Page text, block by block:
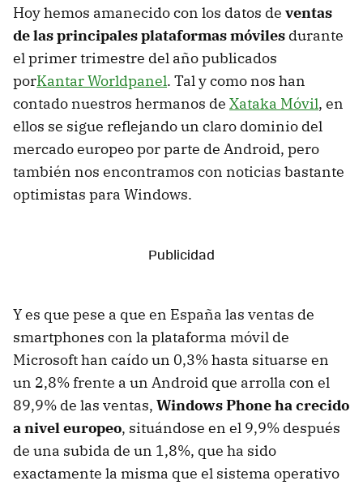
Hoy hemos amanecido con los datos de ventas
de las principales plataformas móviles durante
el primer trimestre del año publicados
porKantar Worldpanel. Tal y como nos han
contado nuestros hermanos de Xataka Móvil, en
ellos se sigue reflejando un claro dominio del
mercado europeo por parte de Android, pero
también nos encontramos con noticias bastante
optimistas para Windows.
Y es que pese a que en España las ventas de
smartphones con la plataforma móvil de
Microsoft han caído un 0,3% hasta situarse en
un 2,8% frente a un Android que arrolla con el
89,9% de las ventas, Windows Phone ha crecido
a nivel europeo, situándose en el 9,9% después
de una subida de un 1,8%, que ha sido
exactamente la misma que el sistema operativo